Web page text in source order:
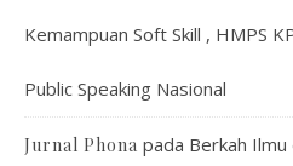
Kemampuan Soft Skill , HMPS
Public Speaking Nasional
Jurnal Phona pada Berkah Ilmu